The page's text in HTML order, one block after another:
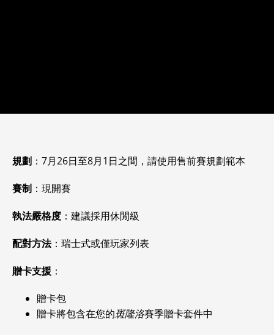
規劃 ：7月26日至8月1日之間，請使用售前賽規劃範本
賽制 ：現開賽
執法嚴格度 ：建議採用休閒級
配對方法：瑞士式或僅玩家列表
贈卡支援 ：
贈卡包
贈卡將包含在您的斑隆洛賽季贈卡套件中